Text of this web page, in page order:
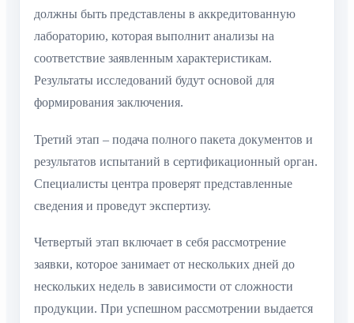
должны быть представлены в аккредитованную
лабораторию, которая выполнит анализы на
соответствие заявленным характеристикам.
Результаты исследований будут основой для
формирования заключения.
Третий этап – подача полного пакета документов и
результатов испытаний в сертификационный орган.
Специалисты центра проверят представленные
сведения и проведут экспертизу.
Четвертый этап включает в себя рассмотрение
заявки, которое занимает от нескольких дней до
нескольких недель в зависимости от сложности
продукции. При успешном рассмотрении выдается